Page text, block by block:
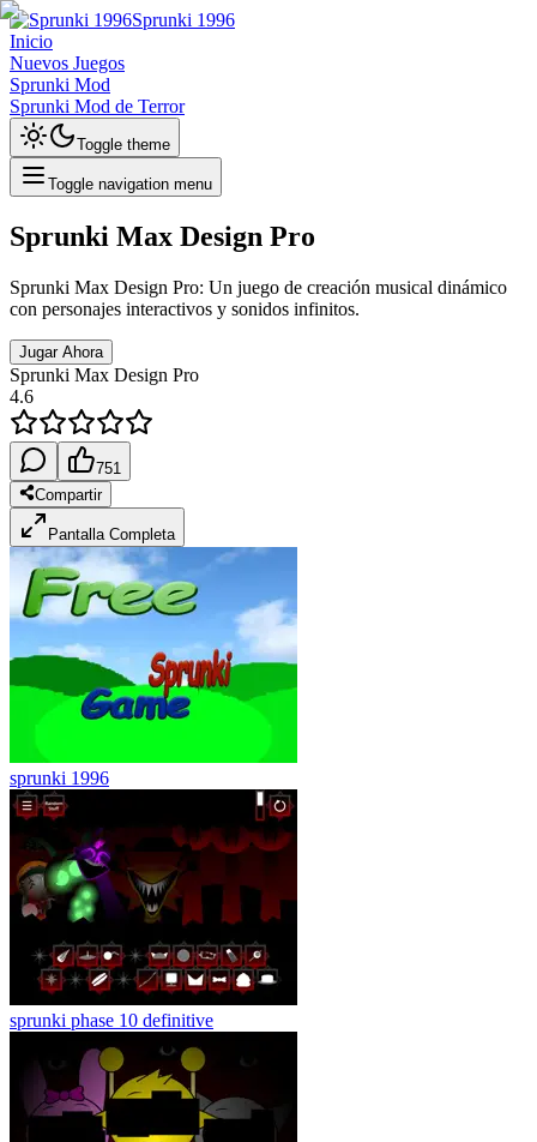
Sprunki 1996
Inicio
Nuevos Juegos
Sprunki Mod
Sprunki Mod de Terror
Toggle theme
Toggle navigation menu
Sprunki Max Design Pro
Sprunki Max Design Pro: Un juego de creación musical dinámico
con personajes interactivos y sonidos infinitos.
Jugar Ahora
Sprunki Max Design Pro
4.6
751
Compartir
Pantalla Completa
sprunki 1996
sprunki phase 10 definitive